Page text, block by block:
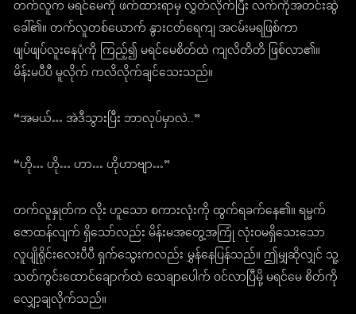
တက်လူက မရင်မေကို ဖက်ထားရာမှ လွှတ်လိုက်ပြီး လက်ကိုအတင်းဆွဲ
ခေါ်၏။ တက်လူတစ်ယောက် နွားငတ်ရေကျ အငမ်းမရဖြစ်ကာ
ဖျပ်ဖျပ်လူးနေပုံကို ကြည့်၍ မရင်မေစိတ်ထဲ ကျလိတိတိ ဖြစ်လာ၏။
မိန်းမပီပီ မူလိုက် ကလိလိုက်ချင်သေးသည်။
“အမယ်… အဲဒီသွားပြီး ဘာလုပ်မှာလဲ..”
“ဟို… ဟို… ဟာ… ဟိုဟာဗျာ…”
တက်လူနှုတ်က လိုး ဟူသော စကားလုံးကို ထွက်ရခက်နေ၏။ ရမ္မက်
ဇောထန်လျက် ရှိသော်လည်း မိန်းမအတွေ့အကြုံ လုံးဝမရှိသေးသော
လူပျိုရိုင်းလေးပီပီ ရှက်သွေးကလည်း မွှန်နေပြန်သည်။ ဤမျှဆိုလျှင် သူ့
သတ်ကွင်းထောင်ချောက်ထဲ သေချာပေါက် ဝင်လာပြီမို့ မရင်မေ စိတ်ကို
လျှော့ချလိုက်သည်။